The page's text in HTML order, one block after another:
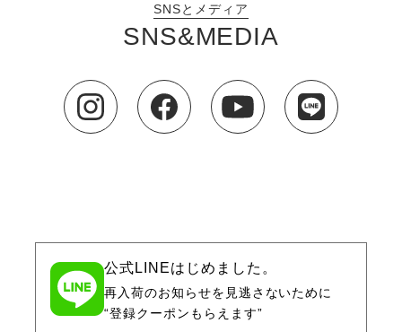
SNSとメディア
SNS&MEDIA
公式LINEはじめました。
再入荷のお知らせを見逃さないために
“登録クーポンもらえます”